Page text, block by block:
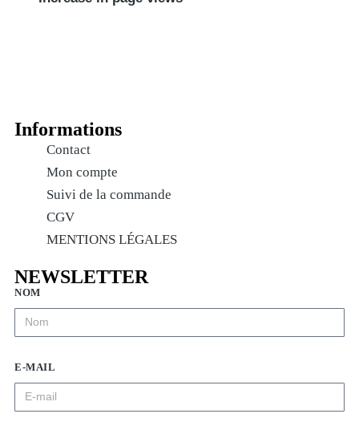
Informations
Contact
Mon compte
Suivi de la commande
CGV
MENTIONS LÉGALES
NEWSLETTER
NOM
E-MAIL